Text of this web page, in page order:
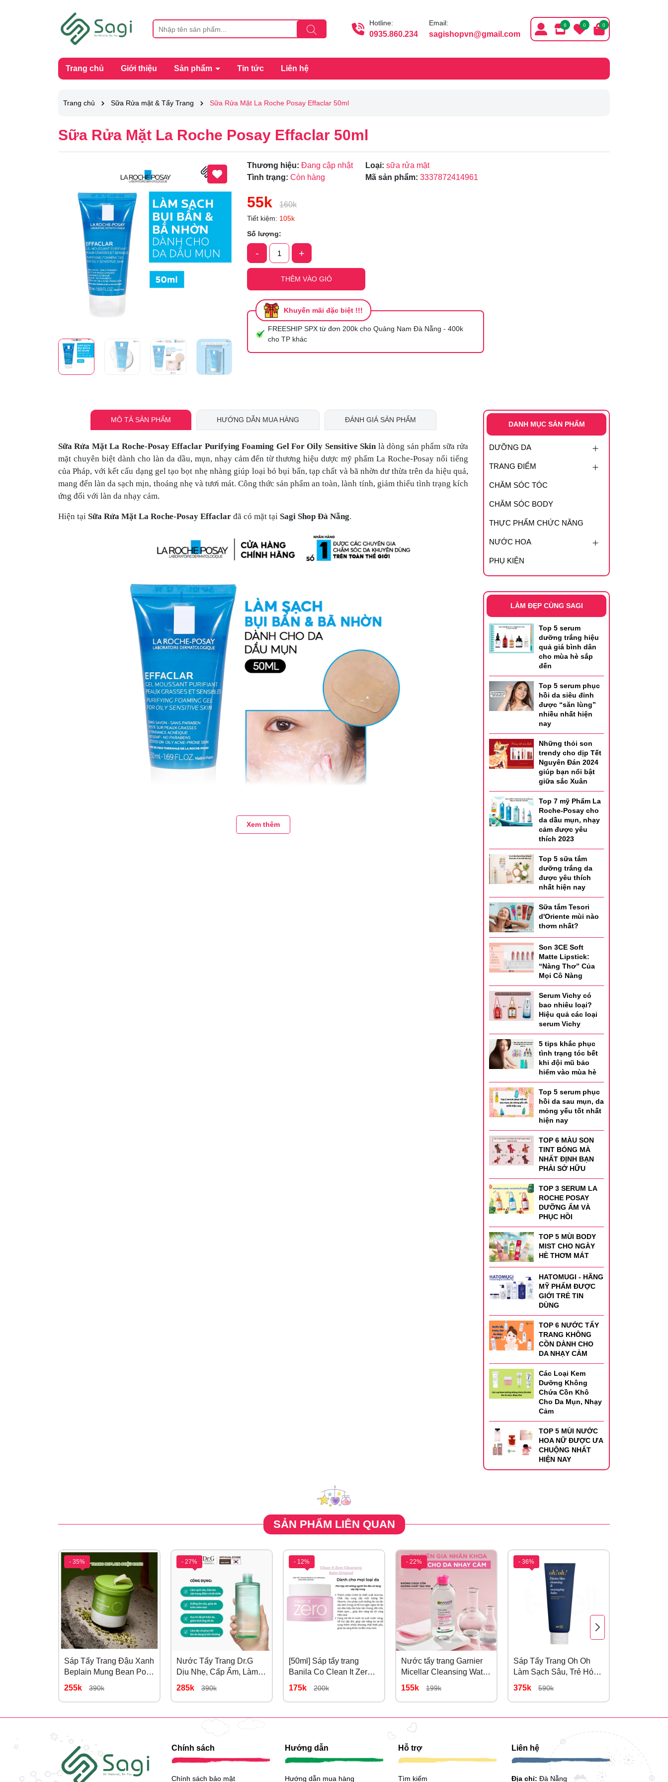
Hotline:
0935.860.234
Email:
sagishopvn@gmail.com
8 0 0
Trang chủ Giới thiệu Sản phẩm Tin tức Liên hệ
Trang chủ Sữa Rửa mặt & Tẩy Trang Sữa Rửa Mặt La Roche Posay Effaclar 50ml
Sữa Rửa Mặt La Roche Posay Effaclar 50ml
Thương hiệu: Đang cập nhật Loại: sữa rửa mặt
Tình trạng: Còn hàng Mã sản phẩm: 3337872414961
55k 160k
Tiết kiệm: 105k
Số lượng:
- +
THÊM VÀO GIỎ
Khuyến mãi đặc biệt !!!
FREESHIP SPX từ đơn 200k cho Quảng Nam Đà Nẵng - 400k
cho TP khác
Ngày hết hạn:
Điều kiện:
MÔ TẢ SẢN PHẨM HƯỚNG DẪN MUA HÀNG ĐÁNH GIÁ SẢN PHẨM
Sữa Rửa Mặt La Roche-Posay Effaclar Purifying Foaming Gel For Oily Sensitive Skinlà dòng sản phẩm sữa rửa
mặt chuyên biệt dành cho làn da dầu, mụn, nhạy cảm đến từ thương hiệu dược mỹ phẩm La Roche-Posay nổi tiếng
của Pháp, với kết cấu dạng gel tạo bọt nhẹ nhàng giúp loại bỏ bụi bẩn, tạp chất và bã nhờn dư thừa trên da hiệu quả,
mang đến làn da sạch mịn, thoáng nhẹ và tươi mát. Công thức sản phẩm an toàn, lành tính, giảm thiểu tình trạng kích
ứng đối với làn da nhạy cảm.
Hiện tại Sữa Rửa Mặt La Roche-Posay Effaclar đã có mặt tại Sagi Shop Đà Nẵng.
Thông tin sản phẩm :
- Xuất xứ thương hiệu: Pháp
- Sản xuất tại: Pháp
- Dung tích: 50ml
Xem thêm
DANH MỤC SẢN PHẨM
DƯỠNG DA
TRANG ĐIỂM
CHĂM SÓC TÓC
CHĂM SÓC BODY
THỰC PHẨM CHỨC NĂNG
NƯỚC HOA
PHỤ KIỆN
LÀM ĐẸP CÙNG SAGI
Top 5 serum
dưỡng trắng hiệu
quả giá bình dân
cho mùa hè sắp
đến
Top 5 serum phục
hồi da siêu đỉnh
được “săn lùng”
nhiều nhất hiện
nay
Những thỏi son
trendy cho dịp Tết
Nguyên Đán 2024
giúp bạn nổi bật
giữa sắc Xuân
Top 7 mỹ Phẩm La
Roche-Posay cho
da dầu mụn, nhạy
cảm được yêu
thích 2023
Top 5 sữa tắm
dưỡng trắng da
được yêu thích
nhất hiện nay
Sữa tắm Tesori
d'Oriente mùi nào
thơm nhất?
Son 3CE Soft
Matte Lipstick:
“Nàng Thơ” Của
Mọi Cô Nàng
Serum Vichy có
bao nhiêu loại?
Hiệu quả các loại
serum Vichy
5 tips khắc phục
tình trạng tóc bết
khi đội mũ bảo
hiểm vào mùa hè
Top 5 serum phục
hồi da sau mụn, da
mỏng yếu tốt nhất
hiện nay
TOP 6 MÀU SON
TINT BÓNG MÀ
NHẤT ĐỊNH BẠN
PHẢI SỞ HỮU
TOP 3 SERUM LA
ROCHE POSAY
DƯỠNG ẨM VÀ
PHỤC HỒI
TOP 5 MÙI BODY
MIST CHO NGÀY
HÈ THƠM MÁT
HATOMUGI - HÃNG
MỸ PHẨM ĐƯỢC
GIỚI TRẺ TIN
DÙNG
TOP 6 NƯỚC TẨY
TRANG KHÔNG
CỒN DÀNH CHO
DA NHẠY CẢM
Các Loại Kem
Dưỡng Không
Chứa Cồn Khô
Cho Da Mụn, Nhạy
Cảm
TOP 5 MÙI NƯỚC
HOA NỮ ĐƯỢC ƯA
CHUỘNG NHẤT
HIỆN NAY
SẢN PHẨM LIÊN QUAN
- 35%
Sáp Tẩy Trang Đậu Xanh
Beplain Mung Bean Pore
Grinding Cleansing Balm
255k 390k
- 27%
Nước Tẩy Trang Dr.G
Dịu Nhẹ, Cấp Ẩm, Làm
Sạch Sâu pH Cleansing
285k 390k
- 12%
[50ml] Sáp tẩy trang
Banila Co Clean It Zero
Cleansing Balm Original
175k 200k
- 22%
Nước tẩy trang Garnier
Micellar Cleansing Water
Cho Da Nhạy Cảm
155k 199k
- 36%
Sáp Tẩy Trang Oh Oh
Làm Sạch Sâu, Trẻ Hóa
Da 150ml
375k 590k
Chính sách
Chính sách bảo mật
Hướng dẫn
Hướng dẫn mua hàng
Hỗ trợ
Tìm kiếm
Liên hệ
Địa chỉ: Đà Nẵng